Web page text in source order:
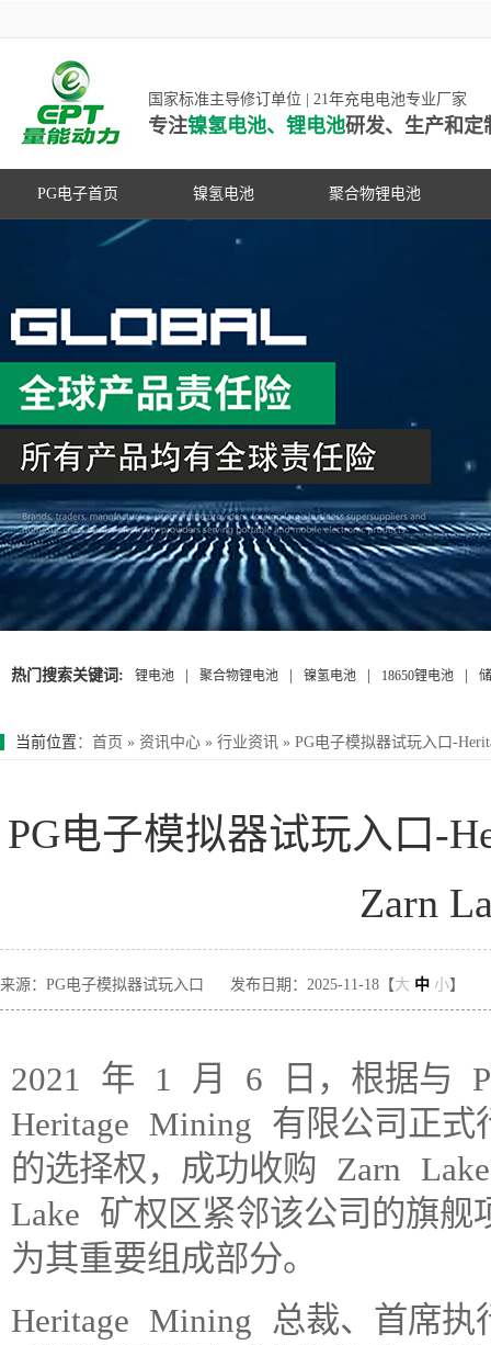
国家标准主导修订单位 | 21年充电电池专业厂家
专注镍氢电池、锂电池研发、生产和定
PG电子首页 镍氢电池 聚合物锂电池
高容量镍氢电池
超低自放电镍氢电池
动力镍氢电池
常规镍氢电池
PG游戏官网是镍氢电池国家标准主导
修订单位，并参与多项锂电池行业国
家标准的制定
热门搜索关键词: 锂电池 聚合物锂电池 镍氢电池 18650锂电池
当前位置 ： 首页 » 资讯中心 » 行业资讯 » PG电子模拟器试玩入口-
PG电子模拟器试玩入口-
Zarn
来源：PG电子模拟器试玩入口 发布日期：2025-11-18【大 中 小】
2021 年 1 月 6 日，根据与
Heritage Mining 有限公司正
的选择权，成功收购 Zarn
Lake 矿权区紧邻该公司的旗
为其重要组成部分。
Heritage Mining 总裁、首席